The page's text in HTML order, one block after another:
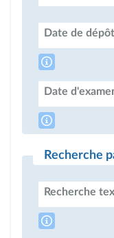
Date de dépôt
Date
Recherche
Recherche